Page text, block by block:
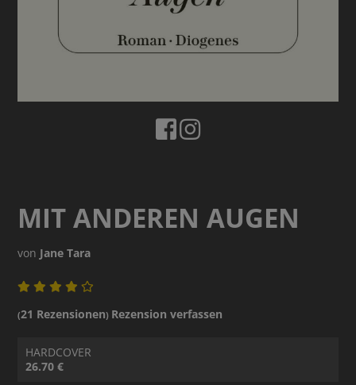
MIT ANDEREN AUGEN
von Jane Tara
(21 Rezensionen) Rezension verfassen
HARDCOVER
26.70 €